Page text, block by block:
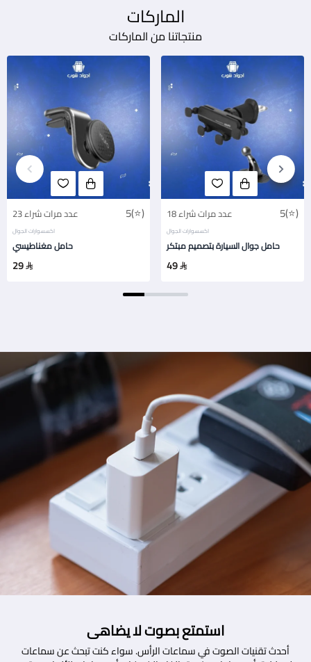
الماركات
منتجاتنا من الماركات
23 عدد مرات شراء 5(⭐)
اكسسوارات الجوال
حامل مغناطيسي
29
18 عدد مرات شراء 5(⭐)
اكسسوارات الجوال
حامل جوال السيارة بتصميم مبتكر
49
استمتع بصوت لا يضاهى
أحدث تقنيات الصوت في سماعات الرأس. سواء كنت تبحث عن سماعات